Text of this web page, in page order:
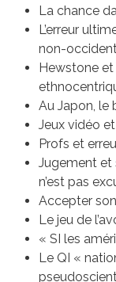
La chance
L’erreur
non-
Hewstone et
Au Japon, le
Jeux vidéo
Profs et
Jugement et
n’est pas
Accepter
Le jeu de
« SI les
Le QI «